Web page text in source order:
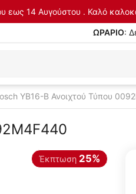
εως 14 Αυγούστου . Καλό
ΩΡΑΡΙΟ:
YB16-B Ανοιχτού Τύπου